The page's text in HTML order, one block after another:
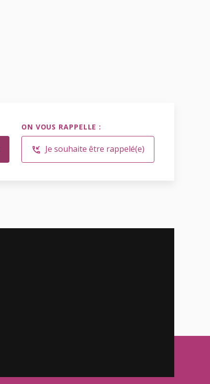
ON VOUS RAPPELLE :
phone_callback Je souhaite être rappelé(e)